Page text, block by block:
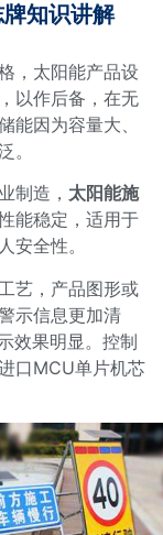
牌知识讲解
，太阳能产品设
以作后备，在无
能因为容量大、
。
制造， 太阳能施
能稳定，适用于
安全性。
艺，产品图形或
示信息更加清
效果明显。控制
口MCU单片机芯